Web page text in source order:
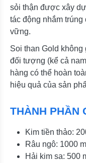
sỏi thận được xây
tác động nhắm
vững.
Soi than Gold
đối tượng (kể cả
hàng có thể hoàn
hiệu quả của sản
THÀNH PHẦN
Kim tiền thảo:
Râu ngô: 1000
Hải kim sa: 500